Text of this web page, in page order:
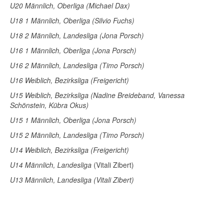
U20 Männlich, Oberliga (Michael Dax)
U18 1 Männlich, Oberliga (Silvio Fuchs)
U18 2 Männlich, Landesliga (Jona Porsch)
U16 1 Männlich, Oberliga (Jona Porsch)
U16 2 Männlich, Landesliga (Timo Porsch)
U16 Weiblich, Bezirksliga (Freigericht)
U15 Weiblich, Bezirksliga (Nadine Breideband, Vanessa
Schönstein, Kübra Okus)
U15 1 Männlich, Oberliga (Jona Porsch)
U15 2 Männlich, Landesliga (Timo Porsch)
U14 Weiblich, Bezirksliga (Freigericht)
U14 Männlich, Landesliga (Vitali Zibert)
U13 Männlich, Landesliga (Vitali Zibert)